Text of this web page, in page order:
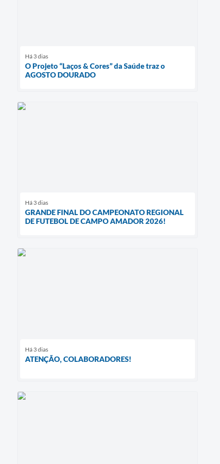
Há 3 dias
O Projeto “Laços & Cores” da Saúde traz o
AGOSTO DOURADO
Há 3 dias
GRANDE FINAL DO CAMPEONATO REGIONAL
DE FUTEBOL DE CAMPO AMADOR 2026!
Há 3 dias
ATENÇÃO, COLABORADORES!